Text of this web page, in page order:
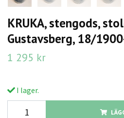
KRUKA, stengods,
Gustavsberg, 18/
1 295 kr
I lager.